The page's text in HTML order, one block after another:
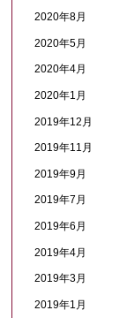
2020年8月
2020年5月
2020年4月
2020年1月
2019年12月
2019年11月
2019年9月
2019年7月
2019年6月
2019年4月
2019年3月
2019年1月